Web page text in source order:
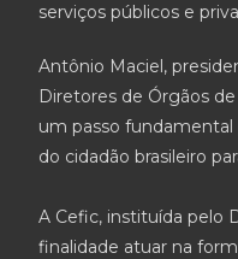
serviços públicos e
Antônio Maciel,
Diretores de Órgãos
um passo fundamental
do cidadão brasileiro
A Cefic, instituída pelo
finalidade atuar na